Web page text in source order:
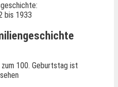
bis 1933
100. Geburtstag ist